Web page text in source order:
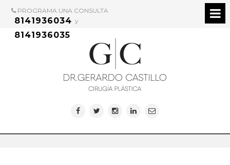
PROGRAMA UNA CONSULTA
8141936034 y
8141936035